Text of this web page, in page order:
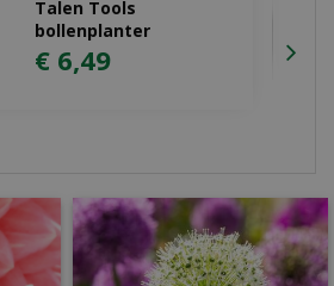
llandaff
€ 4,49